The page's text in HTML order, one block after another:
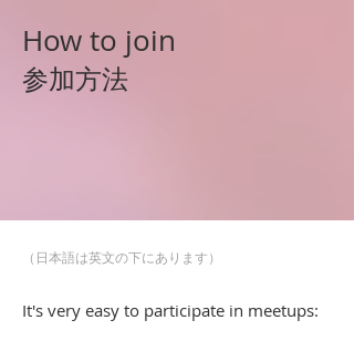
​How to join
​参加方法
（日本語は英文の下にあります）
It's very easy to participate in meetups: